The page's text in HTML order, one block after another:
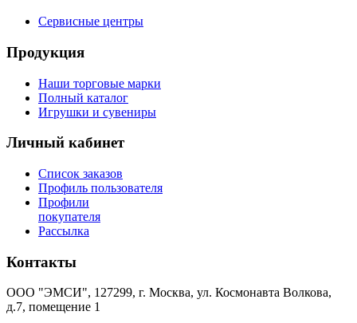
Сервисные центры
Продукция
Наши торговые марки
Полный каталог
Игрушки и сувениры
Личный кабинет
Список заказов
Профиль пользователя
Профили
покупателя
Рассылка
Контакты
ООО "ЭМСИ", 127299, г. Москва, ул. Космонавта Волкова,
д.7, помещение 1